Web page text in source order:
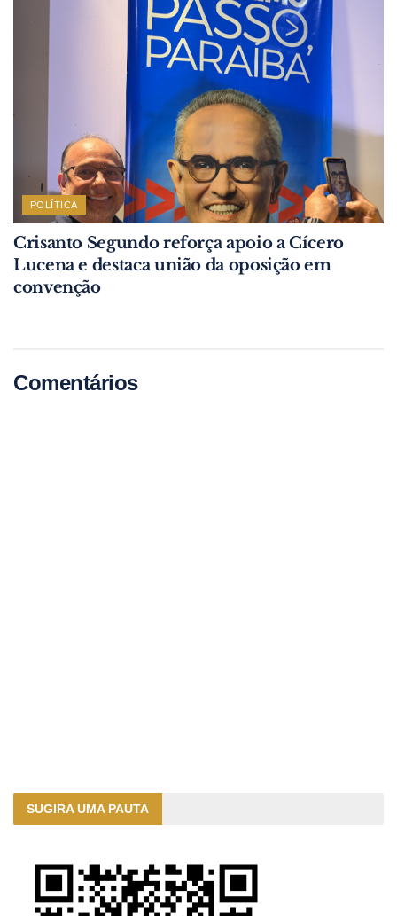
POLÍTICA
Crisanto Segundo reforça apoio a Cícero
Lucena e destaca união da oposição em
convenção
Comentários
SUGIRA UMA PAUTA